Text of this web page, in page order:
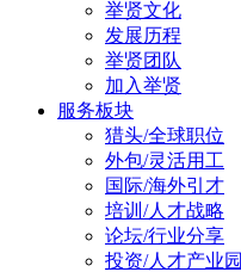
举贤文化
发展历程
举贤团队
加入举贤
服务板块
猎头/全球职位
外包/灵活用工
国际/海外引才
培训/人才战略
论坛/行业分享
投资/人才产业园